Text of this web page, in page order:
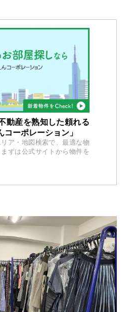
動産を熟知した頼れる
ーポレーション」
ア・地図検索で、最適な物
ずは公式サイトから物件を